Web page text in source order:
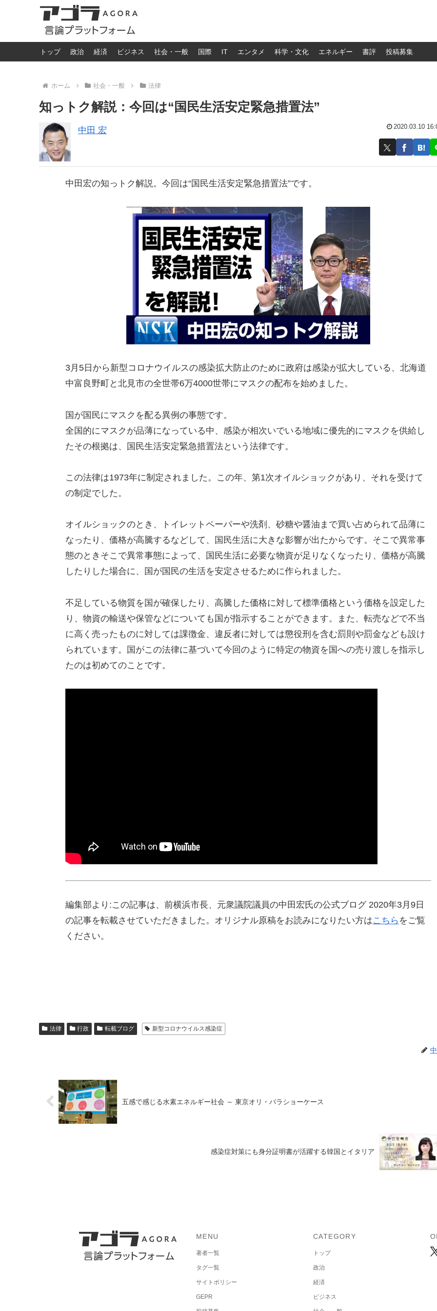
トップ 政治 経済 ビジネス 社会・一般 国際 IT エンタメ 科学・文化 エネルギー 書評 投稿募集
ホーム 社会・一般 法律
知っトク解説：今回は“国民生活安定緊急措置法”
中田 宏 2020.03.10
中田宏の知っトク解説。今回は“国民生活安定緊急措置法”です。
3月5日から新型コロナウイルスの感染拡大防止のために政府は感染が拡大している、北海道
中富良野町と北見市の全世帯6万4000世帯にマスクの配布を始めました。
国が国民にマスクを配る異例の事態です。
全国的にマスクが品薄になっている中、感染が相次いでいる地域に優先的にマスクを供給し
たその根拠は、国民生活安定緊急措置法という法律です。
この法律は1973年に制定されました。この年、第1次オイルショックがあり、それを受けて
の制定でした。
オイルショックのとき、トイレットペーパーや洗剤、砂糖や醤油まで買い占められて品薄に
なったり、価格が高騰するなどして、国民生活に大きな影響が出たからです。そこで異常事
態のときそこで異常事態によって、国民生活に必要な物資が足りなくなったり、価格が高騰
したりした場合に、国が国民の生活を安定させるために作られました。
不足している物質を国が確保したり、高騰した価格に対して標準価格という価格を設定した
り、物資の輸送や保管などについても国が指示することができます。また、転売などで不当
に高く売ったものに対しては課徴金、違反者に対しては懲役刑を含む罰則や罰金なども設け
られています。国がこの法律に基づいて今回のように特定の物資を国への売り渡しを指示し
たのは初めてのことです。
編集部より:この記事は、前横浜市長、元衆議院議員の中田宏氏の公式ブログ 2020年3月9日
の記事を転載させていただきました。オリジナル原稿をお読みになりたい方はこちら をご覧
ください。
法律 行政 転載ブログ 新型コロナウイルス感染症
五感で感じる水素エネルギー社会 ～ 東京オリ・パラショーケース
感染症対策にも身分証明書が活躍する韓国とイタリア
MENU
著者一覧
タグ一覧
サイトポリシー
GEPR
CATEGORY
トップ
政治
経済
ビジネス